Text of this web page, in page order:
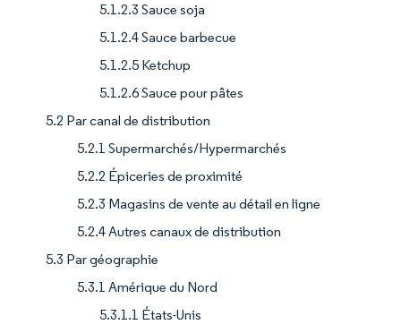
5.1.2.3 Sauce soja
5.1.2.4 Sauce barbecue
5.1.2.5 Ketchup
5.1.2.6 Sauce pour pâtes
5.2 Par canal de distribution
5.2.1 Supermarchés/Hypermarchés
5.2.2 Épiceries de proximité
5.2.3 Magasins de vente au détail en ligne
5.2.4 Autres canaux de distribution
5.3 Par géographie
5.3.1 Amérique du Nord
5.3.1.1 États-Unis